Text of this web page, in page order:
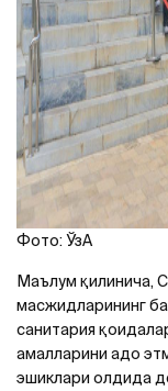
Фото: ЎзA
Маълум қилинича,
масжидларининг
санитария
амалларини адо
эшиклари олдида